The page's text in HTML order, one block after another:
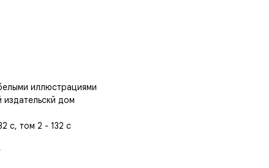
иллюстрациями
дом
с, том 2 - 132 с